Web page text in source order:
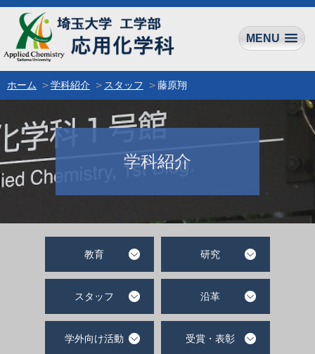
MENU
ホーム 学科紹介 スタッフ 藤原翔
学科紹介
教育 研究
スタッフ 沿革
学外向け活動 受賞・表彰